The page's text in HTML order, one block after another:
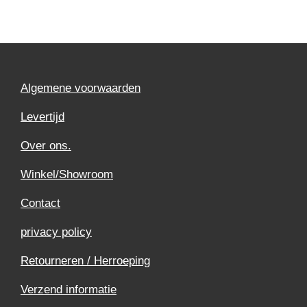
Algemene voorwaarden
Levertijd
Over ons.
Winkel/Showroom
Contact
privacy policy
Retourneren / Herroeping
Verzend informatie